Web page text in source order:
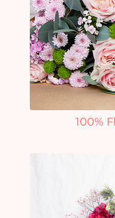
100%